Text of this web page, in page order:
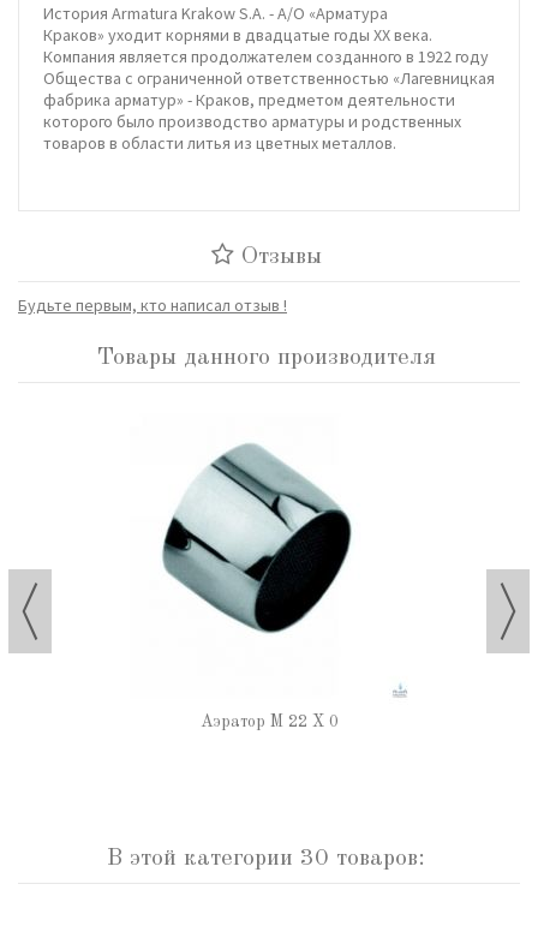
История Armatura Krakow S.A. - А/О «Арматура
Краков» уходит корнями в двадцатые годы ХХ века.
Компания является продолжателем созданного в 1922 году
Общества с ограниченной ответственностью «Лагевницкая
фабрика арматур» - Краков, предметом деятельности
которого было производство арматуры и родственных
товаров в области литья из цветных металлов.
Отзывы
Будьте первым, кто написал отзыв !
Товары данного производителя
Аэратор М 22 Х 0
В этой категории 30 товаров: